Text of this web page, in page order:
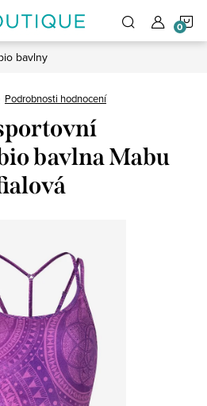
bavlny
Podrobnosti hodnocení
bavlna Mabu